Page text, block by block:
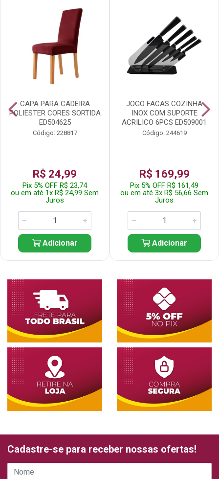
CAPA PARA CADEIRA
POLIESTER CORES SORTIDA
ED504625
Código: 228817
R$ 24,99
Pix 5% OFF R$ 23,74
ou em até 1x R$ 24,99 Sem
Juros
Adicionar
JOGO FACAS COZINHA
INOX COM SUPORTE
ACRILICO 6PCS ED509001
Código: 244619
R$ 169,99
Pix 5% OFF R$ 161,49
ou em até 3x R$ 56,66 Sem
Juros
Adicionar
Cadastre-se para receber nossas ofertas!